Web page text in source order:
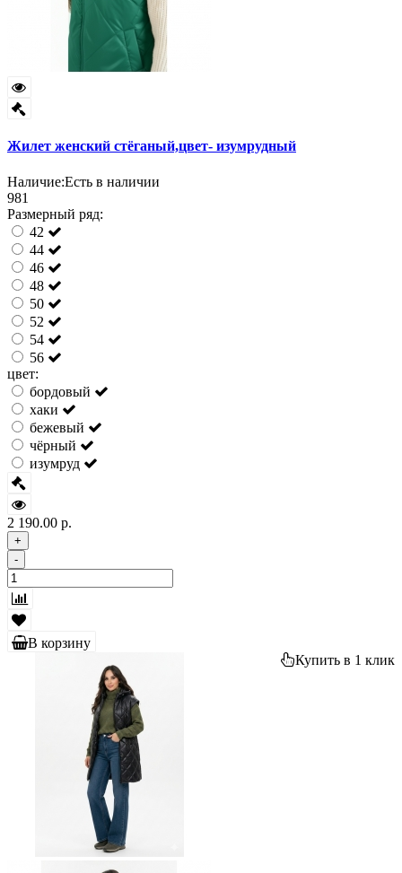
Жилет женский стёганый,цвет- изумрудный
Наличие:Есть в наличии
981
Размерный ряд:
42
44
46
48
50
52
54
56
цвет:
бордовый
хаки
бежевый
чёрный
изумруд
2 190.00 р.
+
-
В корзину
Купить в 1 клик